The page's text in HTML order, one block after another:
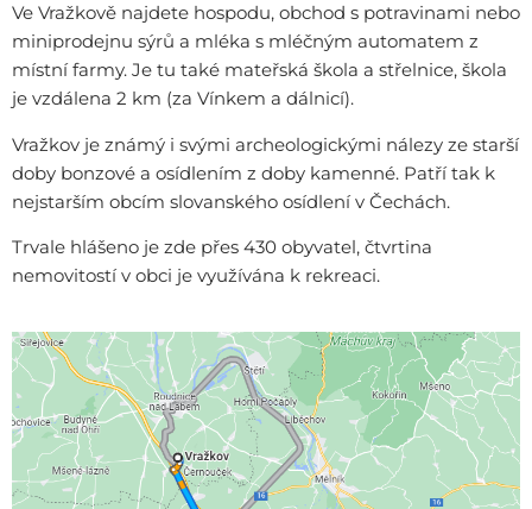
Ve Vražkově najdete hospodu, obchod s potravinami nebo
miniprodejnu sýrů a mléka s mléčným automatem z
místní farmy. Je tu také mateřská škola a střelnice, škola
je vzdálena 2 km (za Vínkem a dálnicí).
Vražkov je známý i svými archeologickými nálezy ze starší
doby bonzové a osídlením z doby kamenné. Patří tak k
nejstarším obcím slovanského osídlení v Čechách.
Trvale hlášeno je zde přes 430 obyvatel, čtvrtina
nemovitostí v obci je využívána k rekreaci.